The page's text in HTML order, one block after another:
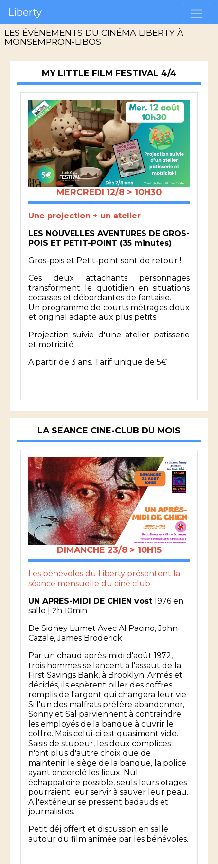
Liberty
LES ÉVÈNEMENTS DU CINÉMA LIBERTY À
MONSEMPRON-LIBOS
MY LITTLE FILM FESTIVAL 4/4
MERCREDI 12/8 > 10H30
Une projection + un atelier
LES NOUVELLES AVENTURES DE GROS-
POIS ET PETIT-POINT (35 minutes)
Gros-pois et Petit-point sont de retour !
Ces deux attachants personnages
transforment le quotidien en situations
cocasses et débordantes de fantaisie.
Un programme de courts métrages doux
et original adapté aux plus petits.
Projection suivie d'une atelier patisserie
et motricité
A partir de 3 ans. Tarif unique de 5€
LA SEANCE CINE-CLUB DU MOIS
DIMANCHE 23/8 > 10H15
Les bénévoles du Liberty présentent la
séance mensuelle du ciné club
UN APRES-MIDI DE CHIEN vost 1976 en
salle | 2h 10min
De Sidney Lumet Avec Al Pacino, John
Cazale, James Broderick
Par un chaud après-midi d'août 1972,
trois hommes se lancent à l'assaut de la
First Savings Bank, à Brooklyn. Armés et
décidés, ils espèrent piller des coffres
remplis de l'argent qui changera leur vie.
Si l'un des malfrats préfère abandonner,
Sonny et Sal parviennent à contraindre
les employés de la banque à ouvrir le
coffre. Mais celui-ci est quasiment vide.
Saisis de stupeur, les deux complices
n'ont plus d'autre choix que de
maintenir le siège de la banque, la police
ayant encerclé les lieux. Nul
échappatoire possible, seuls leurs otages
pourraient leur servir à sauver leur peau.
A l'extérieur se pressent badauds et
journalistes.
Petit déj offert et discussion en salle
autour du film animée par les bénévoles.